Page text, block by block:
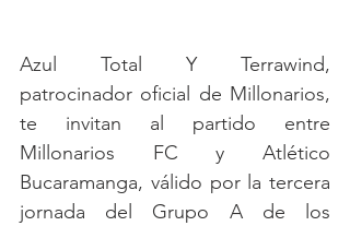
Azul Total Y Terrawind,
patrocinador oficial de Millonarios,
te invitan al partido entre
Millonarios FC y Atlético
Bucaramanga, válido por la tercera
jornada del Grupo A de los